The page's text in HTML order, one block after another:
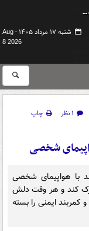
شنبه ۱۷ مرداد ۱۴۰۵ -
Aug
8 2026
۱ نظر
چاپ
شخصی
با هواپیمای شخصی
کند و هر وقت دلش
ایمنی را بسته